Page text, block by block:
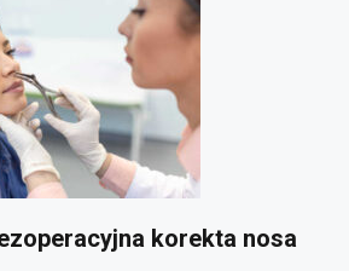
korekta nosa